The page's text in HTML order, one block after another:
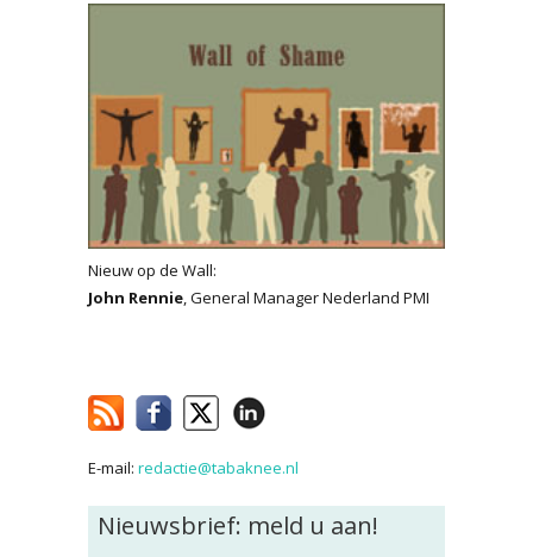
Nieuw op de Wall:
John Rennie, General Manager Nederland PMI
E-mail: redactie@tabaknee.nl
Nieuwsbrief: meld u aan!